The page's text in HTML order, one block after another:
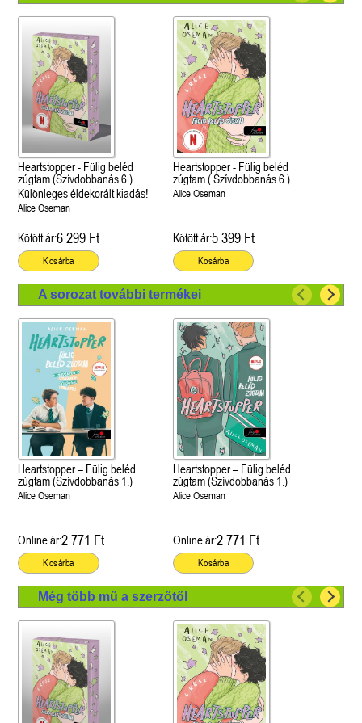
Heartstopper - Fülig beléd
zúgtam (Szívdobbanás 6.)
Különleges éldekorált kiadás!
Alice Oseman
Kötött ár:6 299 Ft
Kosárba
Heartstopper - Fülig beléd
zúgtam ( Szívdobbanás 6.)
Alice Oseman
Kötött ár:5 399 Ft
Kosárba
A sorozat további termékei
Heartstopper – Fülig beléd
zúgtam (Szívdobbanás 1.)
Alice Oseman
Online ár:2 771 Ft
Kosárba
Heartstopper – Fülig beléd
zúgtam (Szívdobbanás 1.)
Alice Oseman
Online ár:2 771 Ft
Kosárba
Még több mű a szerzőtől